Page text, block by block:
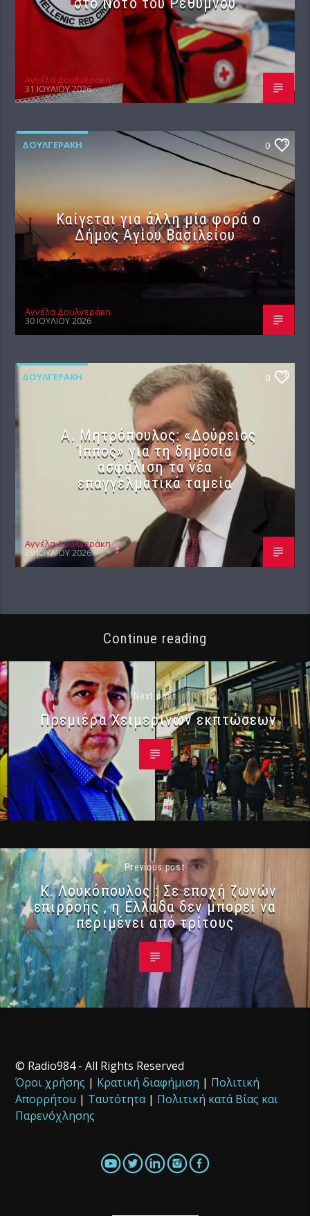
Αγγέλα Δουλγεράκη
31 ΙΟΥΛΊΟΥ 2026
ΔΟΥΛΓΕΡΆΚΗ 0
Καίγεται για άλλη μία φορά ο
Δήμος Αγίου Βασιλείου
Αγγέλα Δουλγεράκη
30 ΙΟΥΛΊΟΥ 2026
ΔΟΥΛΓΕΡΆΚΗ 0
Α. Μητρόπουλος: «Δούρειος
Ίππος» για τη δημόσια
ασφάλιση τα νέα
επαγγελματικά ταμεία
Αγγέλα Δουλγεράκη
29 ΙΟΥΛΊΟΥ 2026
Continue reading
Next post
Πρεμιέρα Χειμερινών εκπτώσεων
Previous post
Κ. Λουκόπουλος : Σε εποχή ζωνών
επιρροής , η Ελλάδα δεν μπορεί να
περιμένει από τρίτους
© Radio984 - All Rights Reserved
Όροι χρήσης | Κρατική διαφήμιση | Πολιτική
Απορρήτου | Ταυτότητα| Πολιτική κατά Βίας και
Παρενόχλησης